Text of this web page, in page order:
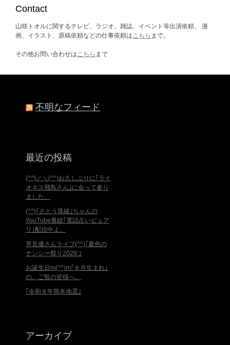
ブ
Contact
山咲トオルに関するテレビ、ラジオ、雑誌、イベント等出演依頼、 漫
画、イラスト、原稿依頼などの仕事依頼はこちら まで。
その他お問い合わせはこちら まで
不明なフィード
最近の投稿
(^^)／＼(^^)お久しぶりに｢ライ
オネス飛鳥さん｣に会って参り
ました。
(^^)｢さとう珠緒｣ちゃんの
YouTube番組｢電話占いピュア
リ｣配信中よ。
早見優さんライブ(^^)｢夏色の
ナンシー祭り2026’｣
お誕生日m(^^)m｢８月生まれ｣
の、ご覧の皆様へ。
｢令和８年熊本地震｣
アーカイブ